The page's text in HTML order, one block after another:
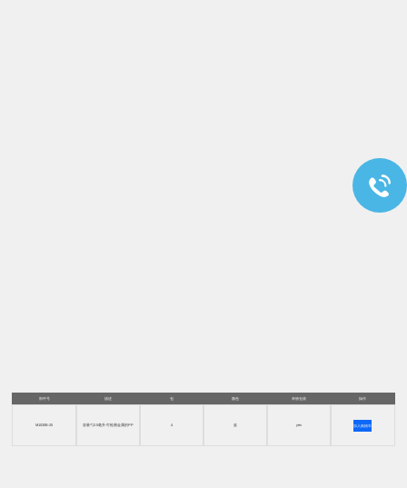
部件号 描述 包 颜色 单独包袋 操作
M1030B-25 容量勺2.5毫升-可检测金属的PP 4 蓝 yes 加入购物车